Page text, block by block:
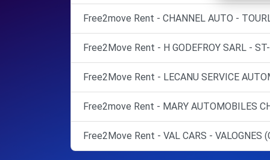
Free2move Rent - CHANNEL AUTO -
Free2Move Rent - H GODEFROY SARL -
Free2Move Rent - LECANU SERVICE
Free2move Rent - MARY AUTOMOBILES
Free2Move Rent - VAL CARS - VALOGNES